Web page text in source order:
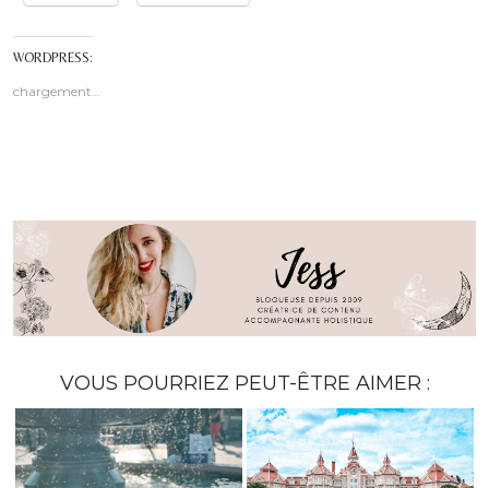
WORDPRESS:
chargement…
VOUS POURRIEZ PEUT-ÊTRE AIMER :